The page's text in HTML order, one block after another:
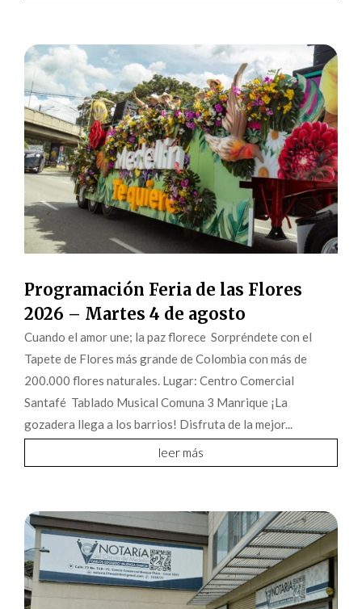
Programación Feria de las Flores
2026 – Martes 4 de agosto
Cuando el amor une; la paz florece Sorpréndete con el
Tapete de Flores más grande de Colombia con más de
200.000 flores naturales. Lugar: Centro Comercial
Santafé Tablado Musical Comuna 3 Manrique ¡La
gozadera llega a los barrios! Disfruta de la mejor...
leer más